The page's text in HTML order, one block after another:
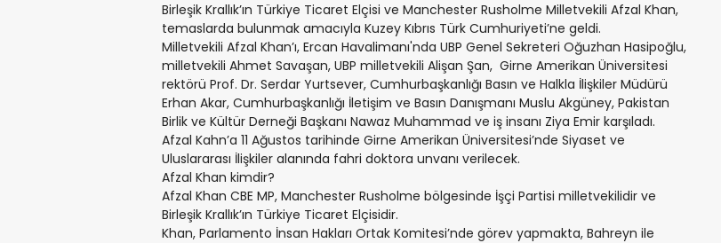
Birleşik Krallık’ın Türkiye Ticaret Elçisi ve Manchester Rusholme Milletvekili Afzal Khan,
temaslarda bulunmak amacıyla Kuzey Kıbrıs Türk Cumhuriyeti’ne geldi.
Milletvekili Afzal Khan’ı, Ercan Havalimanı'nda UBP Genel Sekreteri Oğuzhan Hasipoğlu,
milletvekili Ahmet Savaşan, UBP milletvekili Alişan Şan, Girne Amerikan Üniversitesi
rektörü Prof. Dr. Serdar Yurtsever, Cumhurbaşkanlığı Basın ve Halkla İlişkiler Müdürü
Erhan Akar, Cumhurbaşkanlığı İletişim ve Basın Danışmanı Muslu Akgüney, Pakistan
Birlik ve Kültür Derneği Başkanı Nawaz Muhammad ve iş insanı Ziya Emir karşıladı.
Afzal Kahn’a 11 Ağustos tarihinde Girne Amerikan Üniversitesi’nde Siyaset ve
Uluslararası İlişkiler alanında fahri doktora unvanı verilecek.
Afzal Khan kimdir?
Afzal Khan CBE MP, Manchester Rusholme bölgesinde İşçi Partisi milletvekilidir ve
Birleşik Krallık’ın Türkiye Ticaret Elçisidir.
Khan, Parlamento İnsan Hakları Ortak Komitesi’nde görev yapmakta, Bahreyn ile